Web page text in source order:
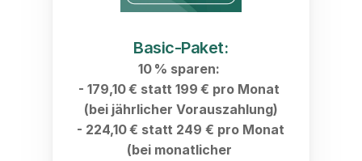
Basic-Paket:
10 % sparen:
- 179,10 € statt 199 € pro Monat
(bei jährlicher Vorauszahlung)
- 224,10 € statt 249 € pro Monat
(bei monatlicher